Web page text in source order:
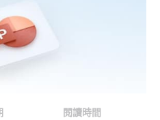
閱讀時間